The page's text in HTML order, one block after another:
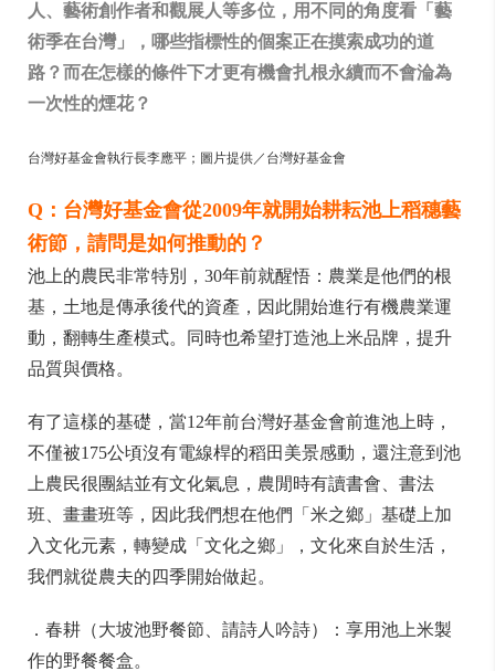
人、藝術創作者和觀展人等多位，用不同的角度看「藝
術季在台灣」，哪些指標性的個案正在摸索成功的道
路？而在怎樣的條件下才更有機會扎根永續而不會淪為
一次性的煙花？
台灣好基金會執行長李應平；圖片提供／台灣好基金會
Q：台灣好基金會從2009年就開始耕耘池上稻穗藝
術節，請問是如何推動的？
池上的農民非常特別，30年前就醒悟：農業是他們的根
基，土地是傳承後代的資產，因此開始進行有機農業運
動，翻轉生產模式。同時也希望打造池上米品牌，提升
品質與價格。
有了這樣的基礎，當12年前台灣好基金會前進池上時，
不僅被175公頃沒有電線桿的稻田美景感動，還注意到池
上農民很團結並有文化氣息，農閒時有讀書會、書法
班、畫畫班等，因此我們想在他們「米之鄉」基礎上加
入文化元素，轉變成「文化之鄉」，文化來自於生活，
我們就從農夫的四季開始做起。
．春耕（大坡池野餐節、請詩人吟詩）：享用池上米製
作的野餐餐盒。